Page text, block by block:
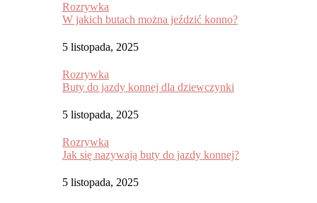
Rozrywka
W jakich butach można jeździć konno?
5 listopada, 2025
Rozrywka
Buty do jazdy konnej dla dziewczynki
5 listopada, 2025
Rozrywka
Jak się nazywają buty do jazdy konnej?
5 listopada, 2025